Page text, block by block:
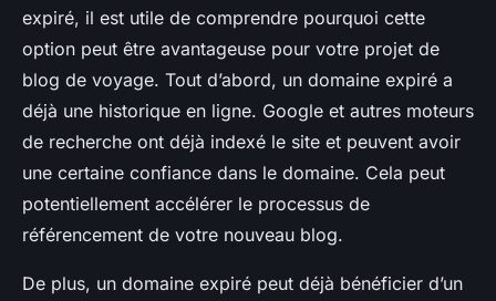
expiré, il est utile de comprendre pourquoi cette
option peut être avantageuse pour votre projet de
blog de voyage. Tout d’abord, un domaine expiré a
déjà une historique en ligne. Google et autres moteurs
de recherche ont déjà indexé le site et peuvent avoir
une certaine confiance dans le domaine. Cela peut
potentiellement accélérer le processus de
référencement de votre nouveau blog.
De plus, un domaine expiré peut déjà bénéficier d’un